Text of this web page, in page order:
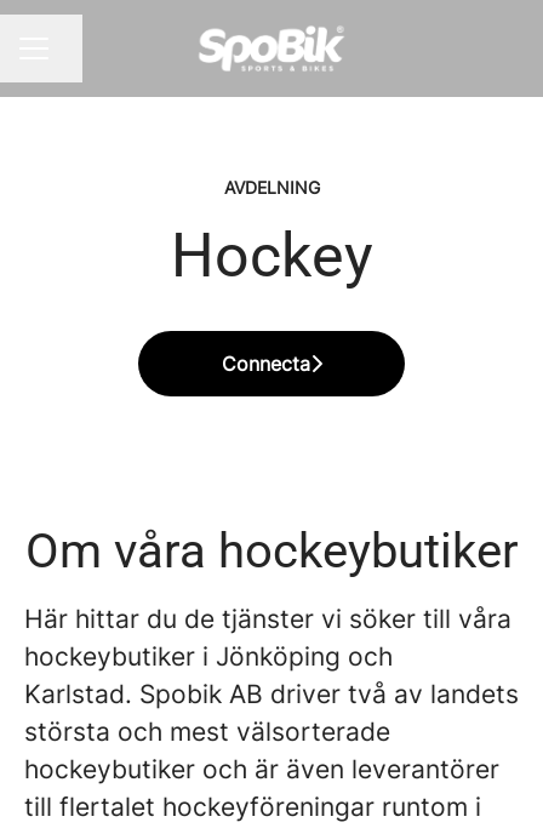
AVDELNING
Hockey
Connecta
Om våra hockeybutiker
Här hittar du de tjänster vi söker till våra
hockeybutiker i Jönköping och
Karlstad. Spobik AB driver två av landets
största och mest välsorterade
hockeybutiker och är även leverantörer
till flertalet hockeyföreningar runtom i